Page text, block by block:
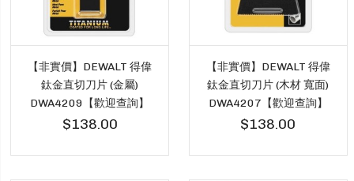
【非實價】DEWALT 得偉
鈦金直切刀片 (金屬)
DWA4209【歡迎查詢】
$138.00
【非實價】DEWALT 得偉
鈦金直切刀片 (木材 寬面)
DWA4207【歡迎查詢】
$138.00